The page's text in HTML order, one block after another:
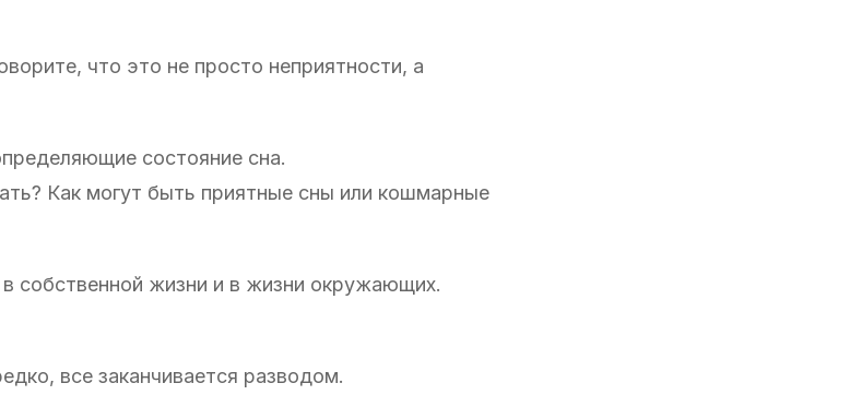
что это не просто неприятности, а
состояние сна.
Как могут быть приятные сны или кошмарные
собственной жизни и в жизни окружающих.
все заканчивается разводом.